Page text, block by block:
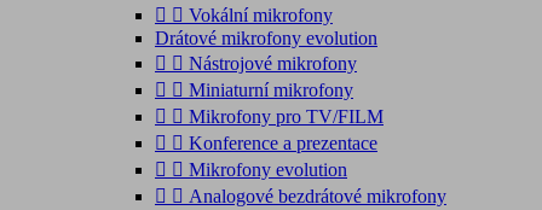
  Vokální mikrofony
Drátové mikrofony evolution
  Nástrojové mikrofony
  Miniaturní mikrofony
  Mikrofony pro TV/FILM
  Konference a prezentace
  Mikrofony evolution
  Analogové bezdrátové mikrofony